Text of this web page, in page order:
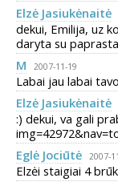
Elzė Jasiukėnaitė
dekui, Emilija, uz
daryta su
M
2007-11-19
Labai jau labai
Elzė Jasiukėnaitė
:) dekui, va gali
Eglė Jociūtė
2007-
Elzėi staigiai 4